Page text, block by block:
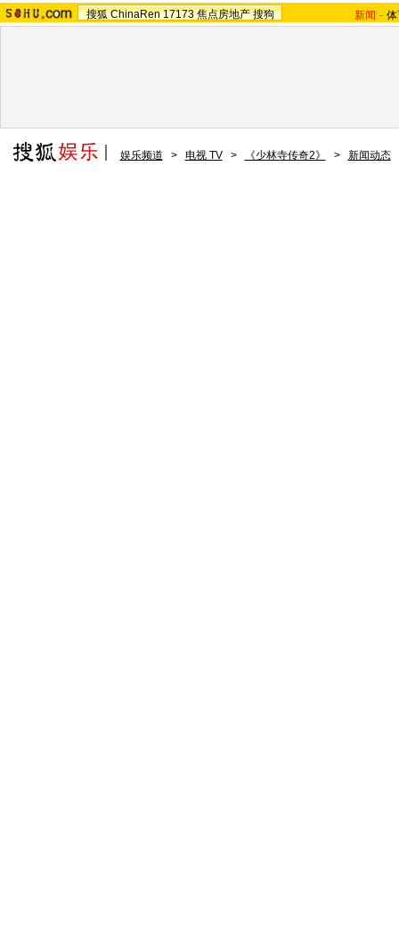
搜狐 ChinaRen 17173 焦点房地产 搜狗 新闻 -
娱乐频道 > 电视 TV > 《少林寺传奇2》 > 新闻动态